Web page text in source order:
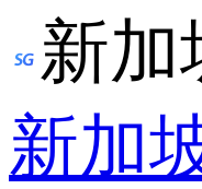
新加
新加